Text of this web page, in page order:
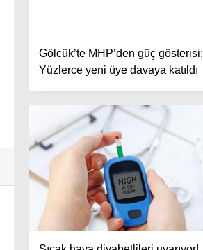
Gölcük’te MHP’den güç gösterisi:
Yüzlerce yeni üye davaya katıldı